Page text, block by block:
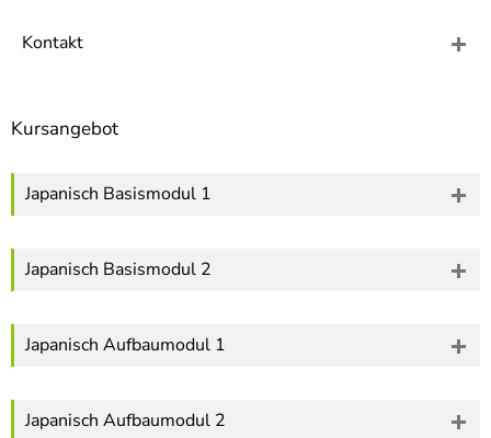
Kontakt
Kursangebot
Japanisch Basismodul 1
Japanisch Basismodul 2
Japanisch Aufbaumodul 1
Japanisch Aufbaumodul 2